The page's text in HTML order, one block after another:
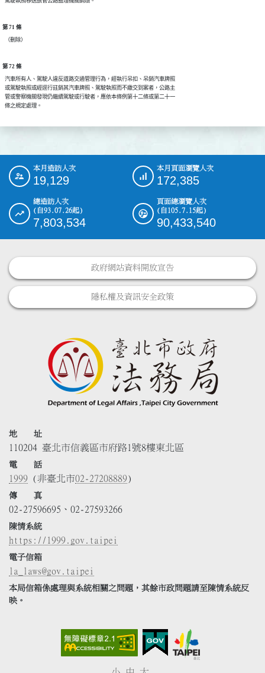
第 71 條
第 72 條
  汽車所有人、駕駛人違反道路交通管理行為，經執行吊扣、吊銷汽車牌照
  或駕駛執照或經逕行註銷其汽車牌照、駕駛執照而不繳交到案者，公路主
  管或警察機關發現仍繼續駕駛或行駛者，應依本條例第十二條或第二十一
::: 本月造訪人次
19,129
本月頁面瀏覽人次
172,385
總造訪人次
(自93.07.26起)
7,803,534
頁面總瀏覽人次
(自105.7.15起)
90,433,540
政府網站資料開放宣告
隱私權及資訊安全政策
地 址
110204 臺北市信義區市府路1號8樓東北區
電 話
1999 (非臺北市02-27208889)
傳 真
02-27596695、02-27593266
陳情系統
https://1999.gov.taipei
電子信箱
la_laws@gov.taipei
本局信箱係處理與系統相關之問題，其餘市政問題請至陳情系統反
映。